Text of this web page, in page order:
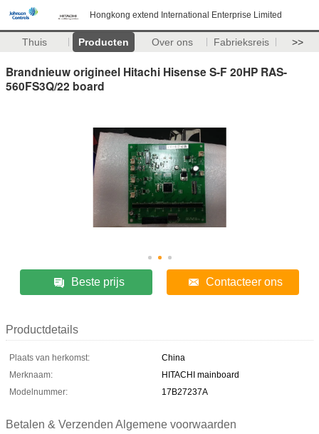
Hongkong extend International Enterprise Limited
Thuis Producten Over ons Fabrieksreis >>
Brandnieuw origineel Hitachi Hisense S-F 20HP RAS-
560FS3Q/22 board
Beste prijs Contacteer ons
Productdetails
Plaats van herkomst:
China
Merknaam:
HITACHI mainboard
Modelnummer:
17B27237A
Betalen & Verzenden Algemene voorwaarden